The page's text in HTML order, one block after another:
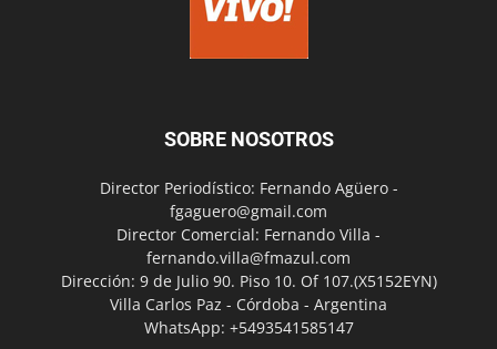
SOBRE NOSOTROS
Director Periodístico: Fernando Agüero -
fgaguero@gmail.com
Director Comercial: Fernando Villa -
fernando.villa@fmazul.com
Dirección: 9 de Julio 90. Piso 10. Of 107.(X5152EYN)
Villa Carlos Paz - Córdoba - Argentina
WhatsApp: +5493541585147